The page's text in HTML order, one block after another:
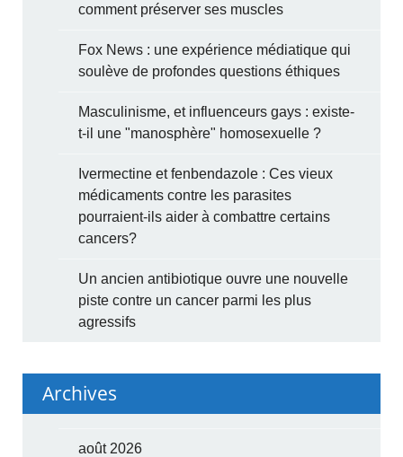
comment préserver ses muscles
Fox News : une expérience médiatique qui
soulève de profondes questions éthiques
Masculinisme, et influenceurs gays : existe-
t-il une "manosphère" homosexuelle ?
Ivermectine et fenbendazole : Ces vieux
médicaments contre les parasites
pourraient-ils aider à combattre certains
cancers?
Un ancien antibiotique ouvre une nouvelle
piste contre un cancer parmi les plus
agressifs
Archives
août 2026